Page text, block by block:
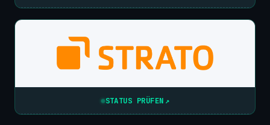
STATUS PRÜFEN ↗